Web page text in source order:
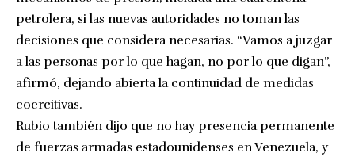
petrolera, si las nuevas autoridades no toman las
decisiones que considera necesarias. “Vamos a juzgar
a las personas por lo que hagan, no por lo que digan”,
afirmó, dejando abierta la continuidad de medidas
coercitivas.
Rubio también dijo que no hay presencia permanente
de fuerzas armadas estadounidenses en Venezuela, y